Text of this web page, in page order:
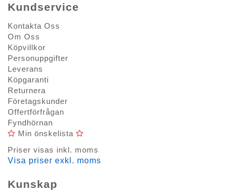
Kundservice
Kontakta Oss
Om Oss
Köpvillkor
Personuppgifter
Leverans
Köpgaranti
Returnera
Företagskunder
Offertförfrågan
Fyndhörnan
Min önskelista
Priser visas inkl. moms
Visa priser exkl. moms
Kunskap